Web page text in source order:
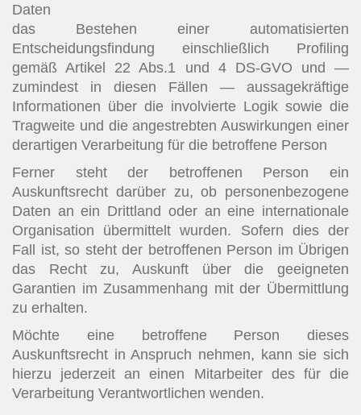
Daten
das Bestehen einer automatisierten
Entscheidungsfindung einschließlich Profiling
gemäß Artikel 22 Abs.1 und 4 DS-GVO und —
zumindest in diesen Fällen — aussagekräftige
Informationen über die involvierte Logik sowie die
Tragweite und die angestrebten Auswirkungen einer
derartigen Verarbeitung für die betroffene Person
Ferner steht der betroffenen Person ein
Auskunftsrecht darüber zu, ob personenbezogene
Daten an ein Drittland oder an eine internationale
Organisation übermittelt wurden. Sofern dies der
Fall ist, so steht der betroffenen Person im Übrigen
das Recht zu, Auskunft über die geeigneten
Garantien im Zusammenhang mit der Übermittlung
zu erhalten.
Möchte eine betroffene Person dieses
Auskunftsrecht in Anspruch nehmen, kann sie sich
hierzu jederzeit an einen Mitarbeiter des für die
Verarbeitung Verantwortlichen wenden.